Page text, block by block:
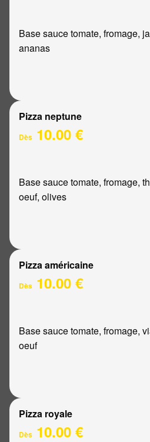
Base sauce tomate, fromage,
ananas
Pizza neptune
Dès 10.00 €
Base sauce tomate, fromage,
oeuf, olives
Pizza américaine
Dès 10.00 €
Base sauce tomate, fromage,
oeuf
Pizza royale
Dès 10.00 €